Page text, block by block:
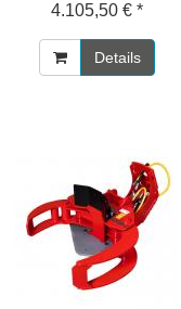
4.105,50 € *
Details